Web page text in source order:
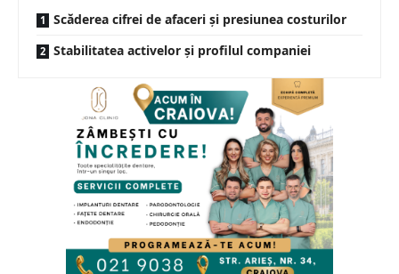
Scăderea cifrei de afaceri și presiunea costurilor
Stabilitatea activelor și profilul companiei